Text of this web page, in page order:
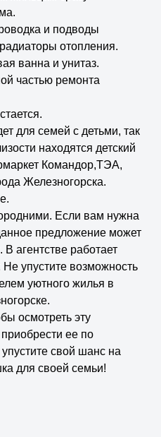
и подводы
отопления.
ванна и унитаз.
частью ремонта
для семей с детьми, так
находятся детский
Командор,ТЭА,
Железногорска.
Если вам нужна
предложение может
агентстве работает
упустите возможность
уютного жилья в
осмотреть эту
ее по
свой шанс на
для своей семьи!